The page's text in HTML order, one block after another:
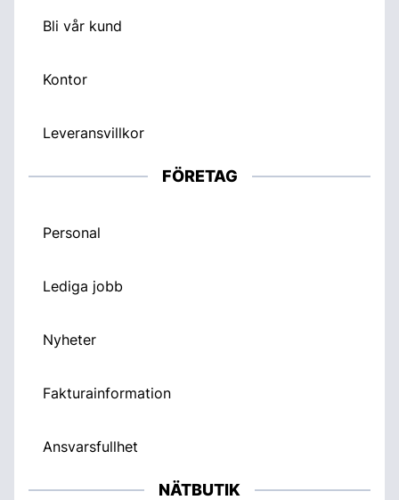
Bli vår kund
Kontor
Leveransvillkor
FÖRETAG
Personal
Lediga jobb
Nyheter
Fakturainformation
Ansvarsfullhet
NÄTBUTIK